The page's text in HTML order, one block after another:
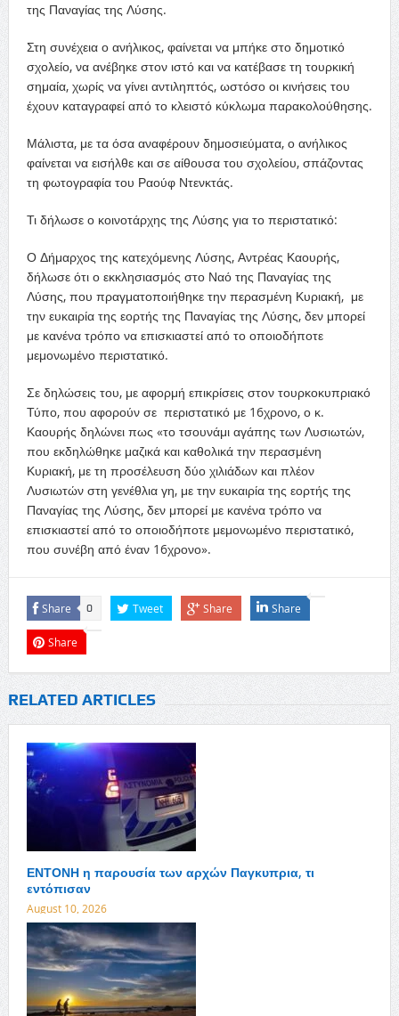
της Παναγίας της Λύσης.
Στη συνέχεια ο ανήλικος, φαίνεται να μπήκε στο δημοτικό
σχολείο, να ανέβηκε στον ιστό και να κατέβασε τη τουρκική
σημαία, χωρίς να γίνει αντιληπτός, ωστόσο οι κινήσεις του
έχουν καταγραφεί από το κλειστό κύκλωμα παρακολούθησης.
Μάλιστα, με τα όσα αναφέρουν δημοσιεύματα, ο ανήλικος
φαίνεται να εισήλθε και σε αίθουσα του σχολείου, σπάζοντας
τη φωτογραφία του Ραούφ Ντενκτάς.
Τι δήλωσε ο κοινοτάρχης της Λύσης για το περιστατικό:
Ο Δήμαρχος της κατεχόμενης Λύσης, Αντρέας Καουρής,
δήλωσε ότι ο εκκλησιασμός στο Ναό της Παναγίας της
Λύσης, που πραγματοποιήθηκε την περασμένη Κυριακή, με
την ευκαιρία της εορτής της Παναγίας της Λύσης, δεν μπορεί
με κανένα τρόπο να επισκιαστεί από το οποιοδήποτε
μεμονωμένο περιστατικό.
Σε δηλώσεις του, με αφορμή επικρίσεις στον τουρκοκυπριακό
Τύπο, που αφορούν σε περιστατικό με 16χρονο, ο κ.
Καουρής δηλώνει πως «το τσουνάμι αγάπης των Λυσιωτών,
που εκδηλώθηκε μαζικά και καθολικά την περασμένη
Κυριακή, με τη προσέλευση δύο χιλιάδων και πλέον
Λυσιωτών στη γενέθλια γη, με την ευκαιρία της εορτής της
Παναγίας της Λύσης, δεν μπορεί με κανένα τρόπο να
επισκιαστεί από το οποιοδήποτε μεμονωμένο περιστατικό,
που συνέβη από έναν 16χρονο».
Share 0 Tweet Share Share
Share
RELATED ARTICLES
ΕΝΤΟΝΗ η παρουσία των αρχών Παγκυπρια, τι
εντόπισαν
August 10, 2026